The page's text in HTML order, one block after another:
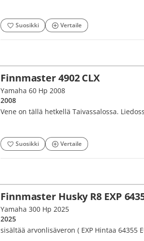
Suosikki Vertaile
Finnmaster 4902 CLX
Yamaha 60 Hp 2008
2008
Vene on tällä hetkellä Taivassalossa.
Suosikki Vertaile
Finnmaster Husky R8 EXP
Yamaha 300 Hp 2025
2025
sisältää arvonlisäveron ( EXP Hintaa 64355